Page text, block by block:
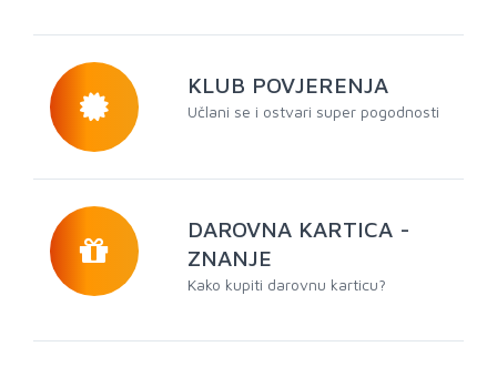
KLUB POVJERENJA
Učlani se i ostvari super pogodnosti
DAROVNA KARTICA -
ZNANJE
Kako kupiti darovnu karticu?